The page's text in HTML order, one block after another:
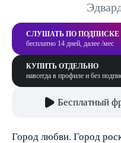
СЛУШАТЬ ПО ПОДПИСКЕ
бесплатно 14 дней, далее /мес
КУПИТЬ ОТДЕЛЬНО
навсегда в профиле и без
Бесплатный
Город любви. Город